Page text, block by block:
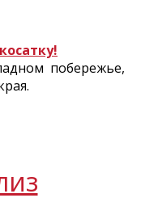
побережье,